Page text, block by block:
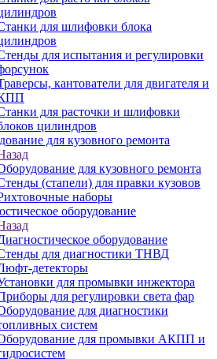
для шлифовки блока
для испытания и регулировки
кантователи для двигателя и
для расточки и шлифовки
цилиндров
для кузовного ремонта
для кузовного ремонта
(стапели) для правки кузовов
наборы
оборудование
оборудование
для диагностики ТНВД
детекторы
для промывки инжектора
для регулировки света фар
для диагностики
систем
для промывки АКПП и